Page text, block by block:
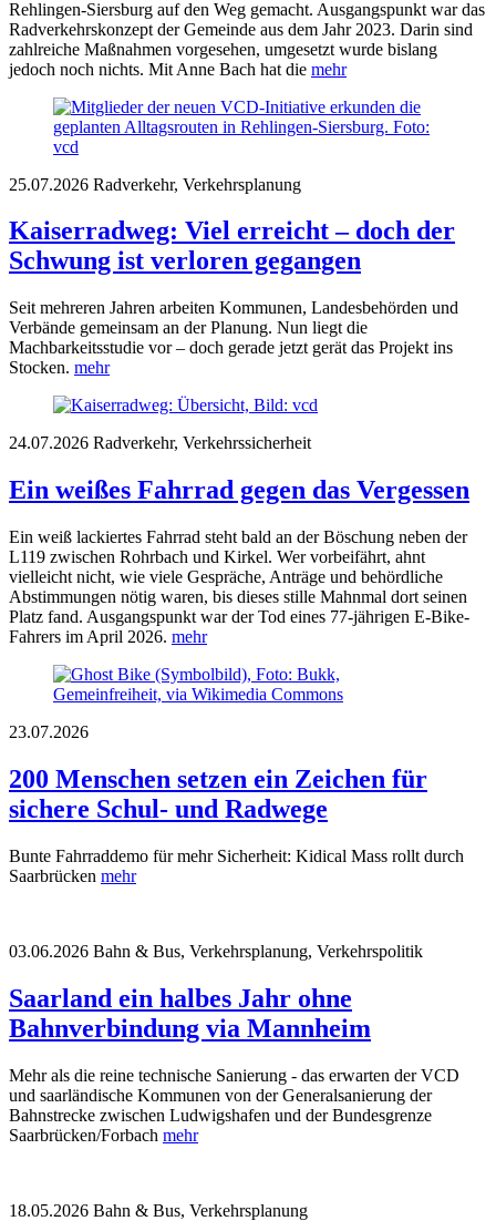
Rehlingen-Siersburg auf den Weg gemacht. Ausgangspunkt war das
Radverkehrskonzept der Gemeinde aus dem Jahr 2023. Darin sind
zahlreiche Maßnahmen vorgesehen, umgesetzt wurde bislang
jedoch noch nichts. Mit Anne Bach hat die mehr
25.07.2026 Radverkehr, Verkehrsplanung
Kaiserradweg: Viel erreicht – doch der
Schwung ist verloren gegangen
Seit mehreren Jahren arbeiten Kommunen, Landesbehörden und
Verbände gemeinsam an der Planung. Nun liegt die
Machbarkeitsstudie vor – doch gerade jetzt gerät das Projekt ins
Stocken. mehr
24.07.2026 Radverkehr, Verkehrssicherheit
Ein weißes Fahrrad gegen das Vergessen
Ein weiß lackiertes Fahrrad steht bald an der Böschung neben der
L119 zwischen Rohrbach und Kirkel. Wer vorbeifährt, ahnt
vielleicht nicht, wie viele Gespräche, Anträge und behördliche
Abstimmungen nötig waren, bis dieses stille Mahnmal dort seinen
Platz fand. Ausgangspunkt war der Tod eines 77-jährigen E-Bike-
Fahrers im April 2026. mehr
23.07.2026
200 Menschen setzen ein Zeichen für
sichere Schul- und Radwege
Bunte Fahrraddemo für mehr Sicherheit: Kidical Mass rollt durch
Saarbrücken mehr
03.06.2026 Bahn & Bus, Verkehrsplanung, Verkehrspolitik
Saarland ein halbes Jahr ohne
Bahnverbindung via Mannheim
Mehr als die reine technische Sanierung - das erwarten der VCD
und saarländische Kommunen von der Generalsanierung der
Bahnstrecke zwischen Ludwigshafen und der Bundesgrenze
Saarbrücken/Forbach mehr
18.05.2026 Bahn & Bus, Verkehrsplanung